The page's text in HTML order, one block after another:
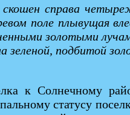
справа
поле плывущая
золотыми
подбитой
к Солнечному
статусу